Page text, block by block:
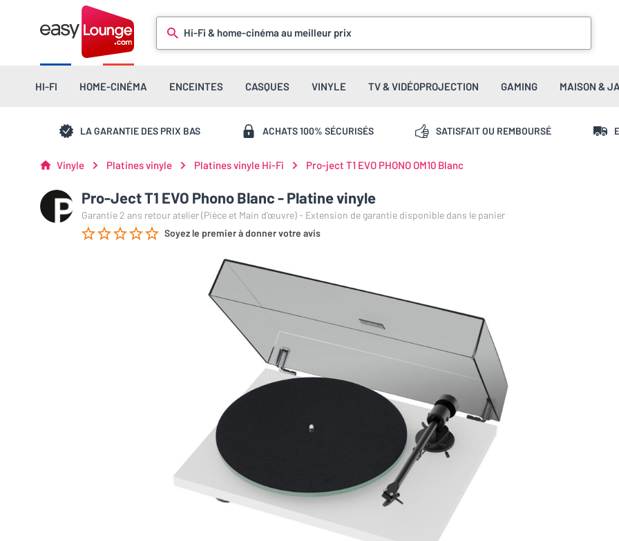
Hi-Fi & home-cinéma au meilleur prix
HI-FI HOME-CINÉMA ENCEINTES CASQUES VINYLE TV & VIDÉOPROJECTION GAMING MAISON &
LA GARANTIE DES PRIX BAS ACHATS 100% SÉCURISÉS SATISFAIT OU REMBOURSÉ
Vinyle Platines vinyle Platines vinyle Hi-Fi Pro-ject T1 EVO PHONO OM10 Blanc
Pro-Ject T1 EVO Phono Blanc - Platine vinyle
Garantie 2 ans retour atelier (Pièce et Main d’œuvre) - Extension de garantie disponible dans le panier
Soyez le premier à donner votre avis